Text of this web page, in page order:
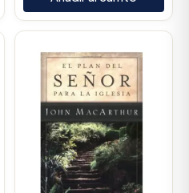
price
was:
$66.700.
Current
price